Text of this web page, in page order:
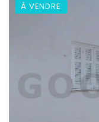
À VENDRE